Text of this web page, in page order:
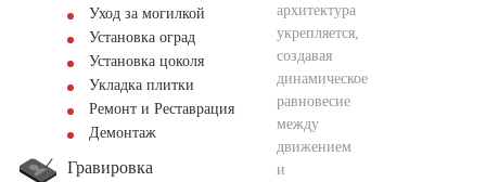
Уход за могилкой
Установка оград
Установка цоколя
Укладка плитки
Ремонт и Реставрация
Демонтаж
Гравировка
архитектура
укрепляется,
создавая
динамическое
равновесие
между
движением
и